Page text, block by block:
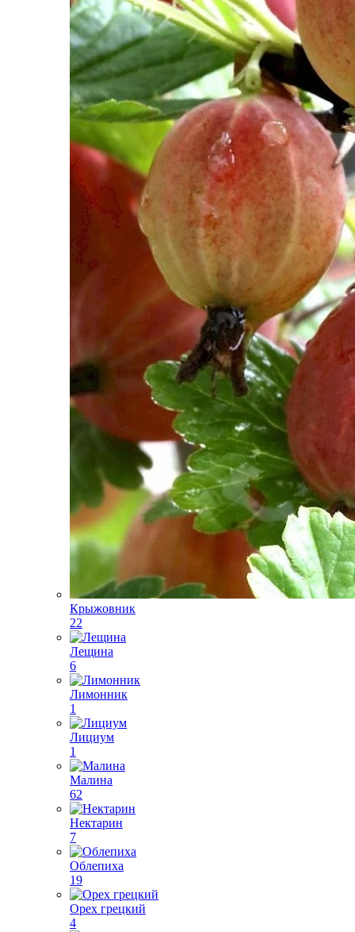
Крыжовник
22
Лещина
6
Лимонник
1
Лициум
1
Малина
62
Нектарин
7
Облепиха
19
Орех грецкий
4